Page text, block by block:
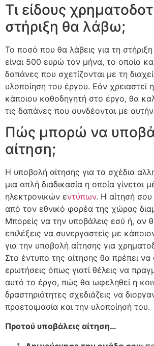
Τι είδους
στήριξη θα λάβω;
Το ποσό που θα λάβεις για τη
είναι 500 ευρώ τον μήνα, το οποίο
δαπάνες που σχετίζονται με τη
υλοποίηση του έργου. Εάν χρειαστεί
κάποιου καθοδηγητή στο έργο, θα
τις δαπάνες που συνδέονται με αυτήν.
Πώς μπορώ να
αίτηση;
Η υποβολή αίτησης για τα σχέδια
μια απλή διαδικασία η οποία γίνεται
ηλεκτρονικών εντύπων. Η αίτησή σου
από τον εθνικό φορέα της χώρας
Μπορείς να την υποβάλεις εσύ ή, αν
επιλέξεις να συνεργαστείς με
για την υποβολή αίτησης για
Στο έντυπο της αίτησης θα πρέπει να
ερωτήσεις όπως γιατί θέλεις να
αυτό το έργο, πώς θα ωφεληθεί η
δραστηριότητες σχεδιάζεις να
προετοιμασία και την υλοποίησή του.
Προτού υποβάλεις αίτηση…